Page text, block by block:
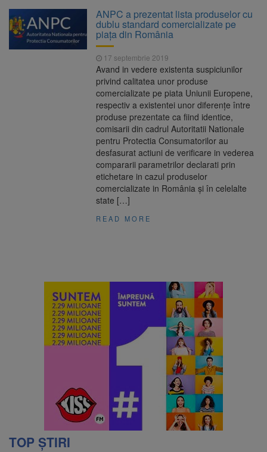
Tâmpa intră în renovare. Contract de peste 1
milion de lei și termen de trei luni
7 august 2026
Unul dintre cele mai mari
parcuri ale Brașovului va fi amenajat în
Bartolomeu-Avantgarden. Contractul a fost
Aplicarea tarifelor pentru
rovinietă și TollRo va începe la 1 octombrie
Dosar de evaziune fiscală de
peste 330.000 de lei, clasat la Brașov după
ANPC a prezentat lista produselor cu
dublu standard comercializate pe
piața din România
17 septembrie 2019
Avand in vedere existenta suspiciunilor
privind calitatea unor produse
comercializate pe piata Uniunii Europene,
respectiv a existentei unor diferenţe între
produse prezentate ca fiind identice,
comisarii din cadrul Autoritatii Nationale
pentru Protectia Consumatorilor au
desfasurat actiuni de verificare in vederea
compararii parametrilor declarati prin
etichetare in cazul produselor
comercializate in România şi în celelalte
state […]
READ MORE
TOP ȘTIRI